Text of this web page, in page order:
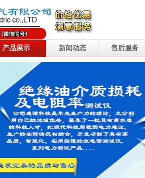
产品展示 新闻动态 售后服务